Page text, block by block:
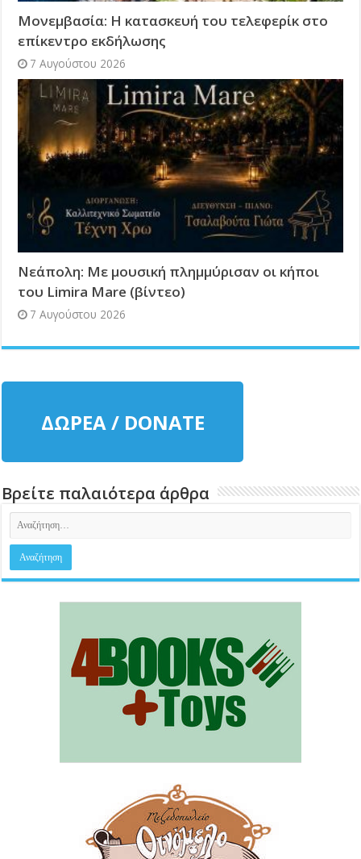
Μονεμβασία: Η κατασκευή του τελεφερίκ στο
επίκεντρο εκδήλωσης
7 Αυγούστου 2026
Νεάπολη: Με μουσική πλημμύρισαν οι κήποι
του Limira Mare (βίντεο)
7 Αυγούστου 2026
ΔΩΡΕΑ / DONATE
Βρείτε παλαιότερα άρθρα